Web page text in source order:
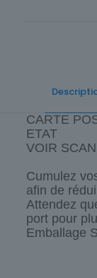
CARTE
ETAT
VOIR SCAN
Cumulez
afin de
Attendez
port pour
Emballage